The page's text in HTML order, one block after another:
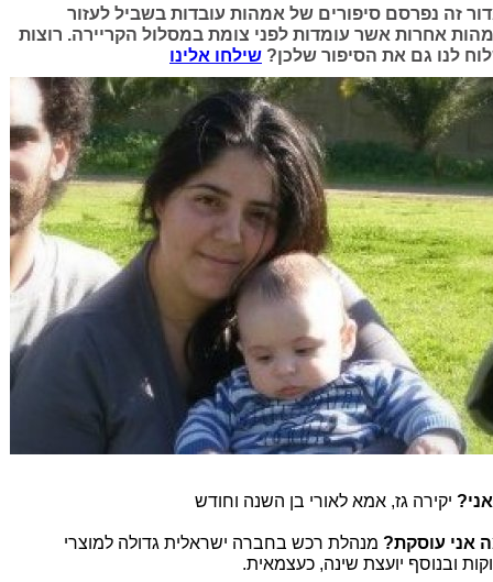
זה נפרסם סיפורים של אמהות עובדות בשביל לעזור
אחרות אשר עומדות לפני צומת במסלול הקריירה. רוצות
לנו גם את הסיפור שלכן? שילחו אלינו
יקירה גז, אמא לאורי בן השנה וחודש
אני עוסקת? מנהלת רכש בחברה ישראלית גדולה למוצרי
ובנוסף יועצת שינה, כעצמאית.